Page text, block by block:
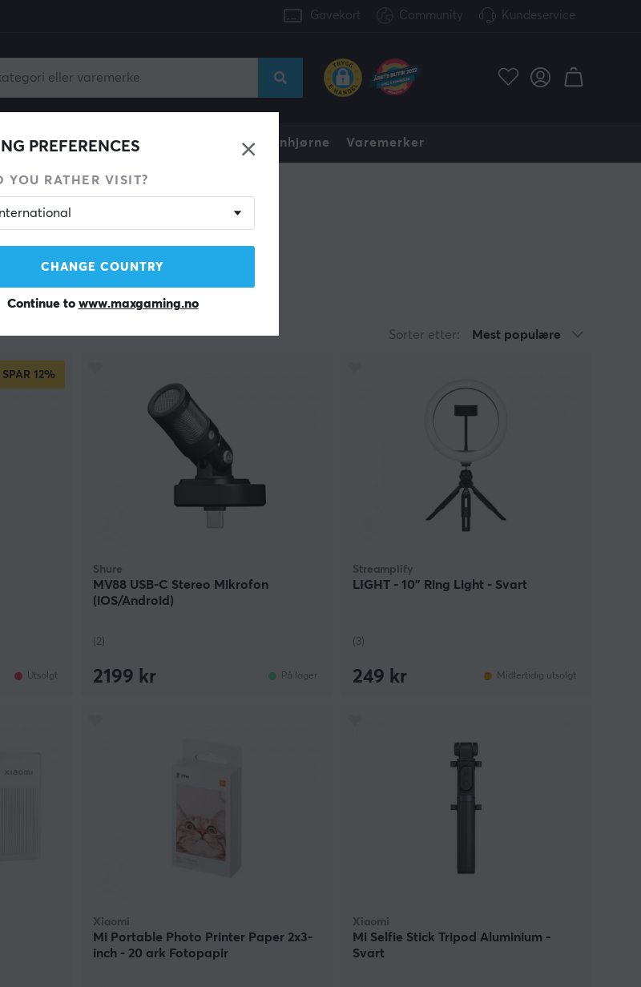
Gavekort Community Kundeservice
Mobiltilbehør Funnhjørne Varemerker
PREFERENCES
YOU RATHER VISIT?
International
CHANGE COUNTRY
Continue to www.maxgaming.no
Sorter etter: Mest populære
SPAR 12%
Utsolgt
Shure
MV88 USB-C Stereo Mikrofon
(iOS/Android)
(2)
2199 kr På lager
Streamplify
LIGHT - 10” Ring Light - Svart
(3)
249 kr Midlertidig utsolgt
Xiaomi
Mi Portable Photo Printer Paper 2x3-
inch - 20 ark Fotopapir
Xiaomi
Mi Selfie Stick Tripod Aluminium -
Svart